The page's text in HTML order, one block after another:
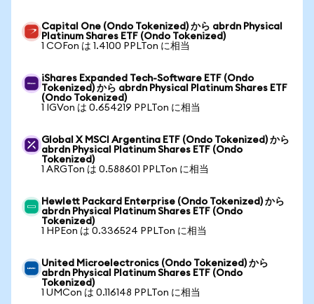
Capital One (Ondo Tokenized) から abrdn Physical
Platinum Shares ETF (Ondo Tokenized)
1 COFon は 1.4100 PPLTon に相当
iShares Expanded Tech-Software ETF (Ondo
Tokenized) から abrdn Physical Platinum Shares ETF
(Ondo Tokenized)
1 IGVon は 0.654219 PPLTon に相当
Global X MSCI Argentina ETF (Ondo Tokenized) から
abrdn Physical Platinum Shares ETF (Ondo
Tokenized)
1 ARGTon は 0.588601 PPLTon に相当
Hewlett Packard Enterprise (Ondo Tokenized) から
abrdn Physical Platinum Shares ETF (Ondo
Tokenized)
1 HPEon は 0.336524 PPLTon に相当
United Microelectronics (Ondo Tokenized) から
abrdn Physical Platinum Shares ETF (Ondo
Tokenized)
1 UMCon は 0.116148 PPLTon に相当